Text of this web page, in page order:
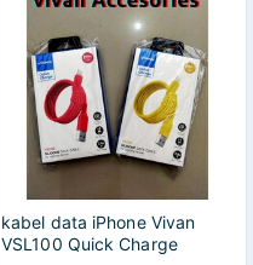
kabel data iPhone Vivan
VSL100 Quick Charge